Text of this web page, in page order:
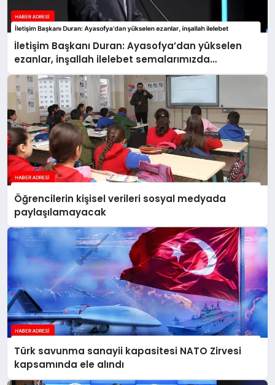
İletişim Başkanı Duran: Ayasofya’dan yükselen
ezanlar, inşallah ilelebet semalarımızda
yankılanmaya devam edecektir
Öğrencilerin kişisel verileri sosyal medyada
paylaşılamayacak
Türk savunma sanayii kapasitesi NATO Zirvesi
kapsamında ele alındı